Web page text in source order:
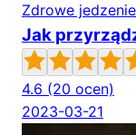
Zdrowe jedzenie
Jak
4.6 (20 ocen)
2023-03-21